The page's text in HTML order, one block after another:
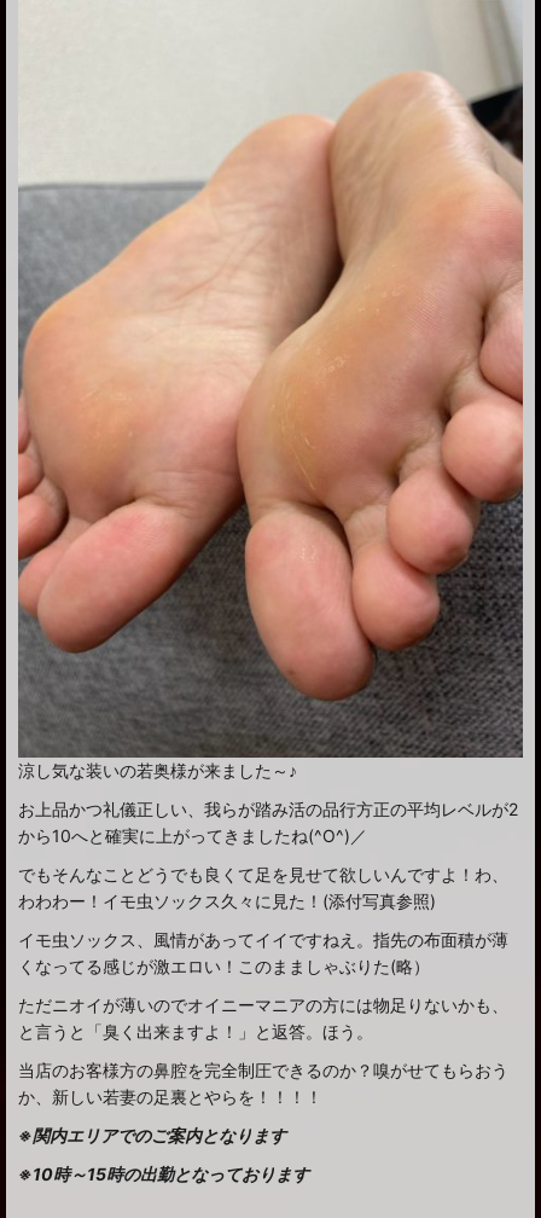
涼し気な装いの若奥様が来ました～♪
お上品かつ礼儀正しい、我らが踏み活の品行方正の平均レベルが2
から10へと確実に上がってきましたね(^O^)／
でもそんなことどうでも良くて足を見せて欲しいんですよ！わ、
わわわー！イモ虫ソックス久々に見た！(添付写真参照)
イモ虫ソックス、風情があってイイですねえ。指先の布面積が薄
くなってる感じが激エロい！このまましゃぶりた(略）
ただニオイが薄いのでオイニーマニアの方には物足りないかも、
と言うと「臭く出来ますよ！」と返答。ほう。
当店のお客様方の鼻腔を完全制圧できるのか？嗅がせてもらおう
か、新しい若妻の足裏とやらを！！！！
※関内エリアでのご案内となります
※10時～15時の出勤となっております